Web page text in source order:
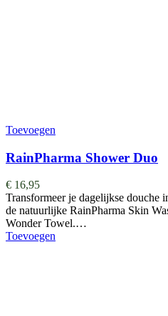
Toevoegen
RainPharma Shower Duo
€ 16,95
Transformeer je dagelijkse douche
de natuurlijke RainPharma Skin
Wonder Towel.…
Toevoegen